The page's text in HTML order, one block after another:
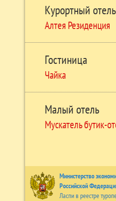
Курортный отель
Алтея Резиденция
Гостиница
Чайка
Малый отель
Мускатель бутик-
Министерство
Российской
Ласпи в реестре